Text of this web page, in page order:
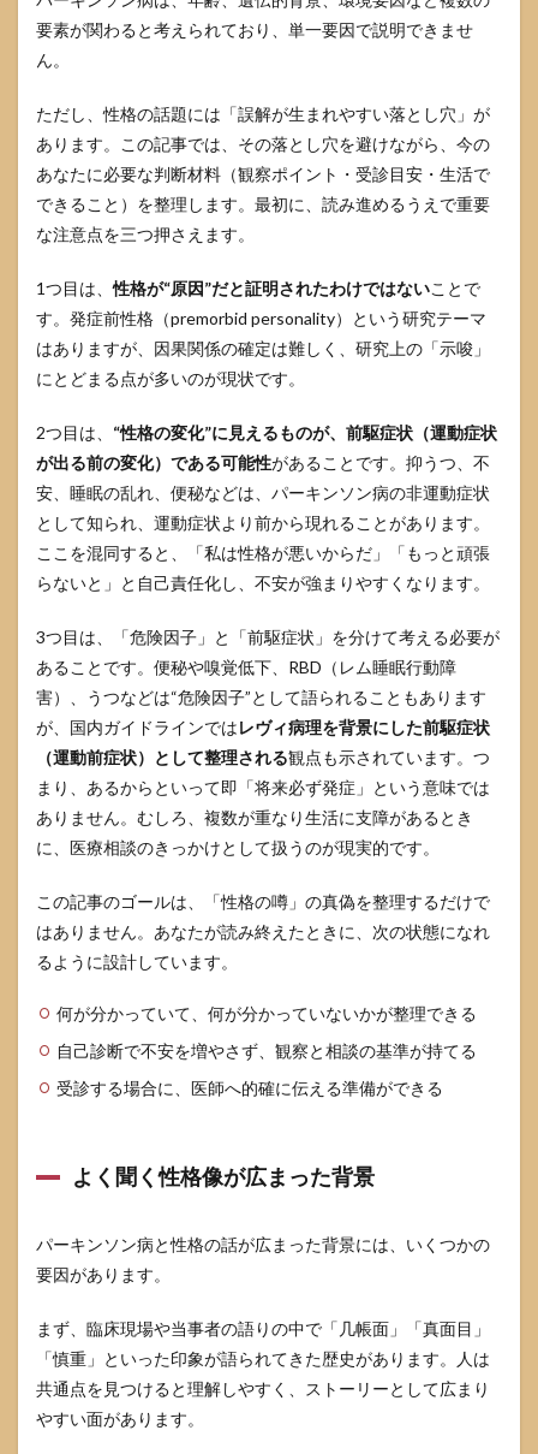
く“早
めの
扱う
3.3
前駆
期に
見ら
れや
非運
状の
代表
例
比較
表：
性格
の噂
／前
状／
リス
子／
取る
べき
行動
4
不安
うつ
が続
くと
した
いサ
不安
うつ
は
「性
な
く“状
扱う
4.2
独」
より
「組
み合
わ
要素が関わると考えられており、単一要因で説明できませ
ん。
ただし、性格の話題には「誤解が生まれやすい落とし穴」が
あります。この記事では、その落とし穴を避けながら、今の
あなたに必要な判断材料（観察ポイント・受診目安・生活で
できること）を整理します。最初に、読み進めるうえで重要
な注意点を三つ押さえます。
1つ目は、性格が“原因”だと証明されたわけではないことで
す。発症前性格（premorbid personality）という研究テーマ
はありますが、因果関係の確定は難しく、研究上の「示唆」
にとどまる点が多いのが現状です。
2つ目は、 “性格の変化”に見えるものが、前駆症状（運動症状
が出る前の変化）である可能性があることです。抑うつ、不
安、睡眠の乱れ、便秘などは、パーキンソン病の非運動症状
として知られ、運動症状より前から現れることがあります。
ここを混同すると、「私は性格が悪いからだ」「もっと頑張
らないと」と自己責任化し、不安が強まりやすくなります。
3つ目は、「危険因子」と「前駆症状」を分けて考える必要が
あることです。便秘や嗅覚低下、RBD（レム睡眠行動障
害）、うつなどは“危険因子”として語られることもあります
が、国内ガイドラインではレヴィ病理を背景にした前駆症状
（運動前症状）として整理される観点も示されています。つ
まり、あるからといって即「将来必ず発症」という意味では
ありません。むしろ、複数が重なり生活に支障があるとき
に、医療相談のきっかけとして扱うのが現実的です。
この記事のゴールは、「性格の噂」の真偽を整理するだけで
はありません。あなたが読み終えたときに、次の状態になれ
るように設計しています。
何が分かっていて、何が分かっていないかが整理できる
自己診断で不安を増やさず、観察と相談の基準が持てる
受診する場合に、医師へ的確に伝える準備ができる
よく聞く性格像が広まった背景
パーキンソン病と性格の話が広まった背景には、いくつかの
要因があります。
まず、臨床現場や当事者の語りの中で「几帳面」「真面目」
「慎重」といった印象が語られてきた歴史があります。人は
共通点を見つけると理解しやすく、ストーリーとして広まり
やすい面があります。